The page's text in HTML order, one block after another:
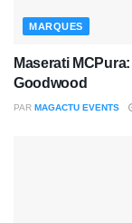
MARQUES
Maserati
Goodwood
PAR MAGACTU EVENTS